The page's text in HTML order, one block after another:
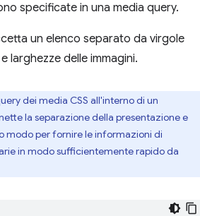
specificate in una media query.
un elenco separato da virgole
larghezze delle immagini.
dei media CSS all'interno di un
la separazione della presentazione e
modo per fornire le informazioni di
in modo sufficientemente rapido da